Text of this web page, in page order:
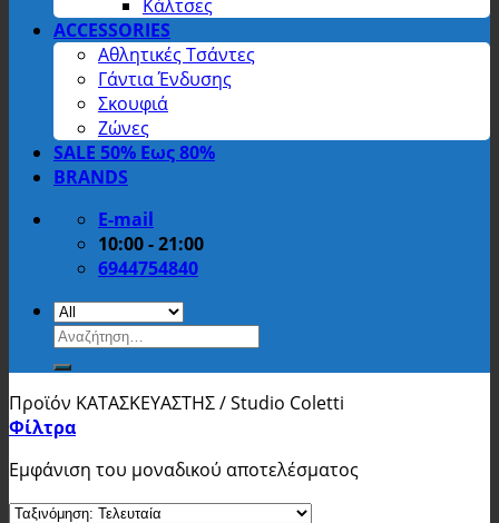
Κάλτσες
ACCESSORIES
Αθλητικές Τσάντες
Γάντια Ένδυσης
Σκουφιά
Ζώνες
SALE 50% Εως 80%
BRANDS
E-mail
10:00 - 21:00
6944754840
Αναζήτηση
για:
Προϊόν ΚΑΤΑΣΚΕΥΑΣΤΗΣ/Studio Coletti
Φίλτρα
Εμφάνιση του μοναδικού αποτελέσματος